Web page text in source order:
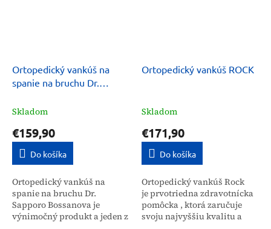
Ortopedický vankúš na
spanie na bruchu Dr.
Skladom
€159,90
Do košíka
Ortopedický vankúš na
spanie na bruchu Dr.
Sapporo Bossanova je
výnimočný produkt a jeden z
Ortopedický vankúš ROCK
Skladom
€171,90
Do košíka
Ortopedický vankúš Rock
je prvotriedna zdravotnícka
pomôcka , ktorá zaručuje
svoju najvyššiu kvalitu a